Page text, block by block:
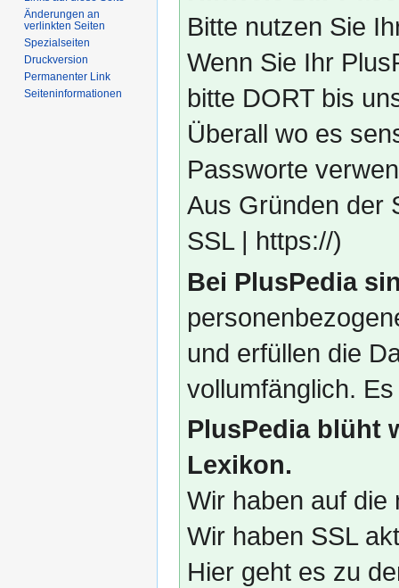
Bitte nutzen Sie
Wenn Sie Ihr
bitte DORT bis
Überall wo es
Passworte
Aus Gründen der
SSL | https://)
Bei PlusPedia
und erfüllen die
vollumfänglich.
PlusPedia blüht
Lexikon.
Wir haben auf die
Wir haben SSL
Hier geht es zu
Änderungen an
verlinkten Seiten
Spezialseiten
Druckversion
Permanenter Link
Seiten­­informationen